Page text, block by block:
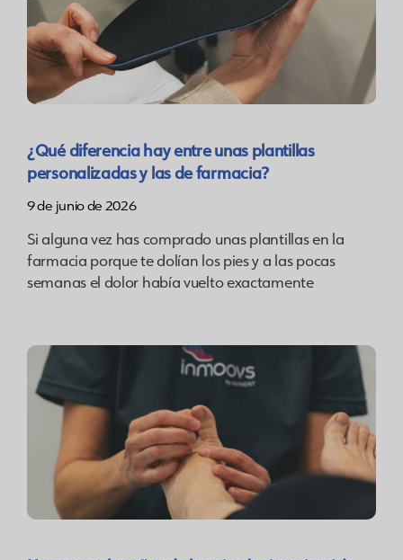
¿Qué diferencia hay entre unas plantillas
personalizadas y las de farmacia?
9 de junio de 2026
Si alguna vez has comprado unas plantillas en la
farmacia porque te dolían los pies y a las pocas
semanas el dolor había vuelto exactamente